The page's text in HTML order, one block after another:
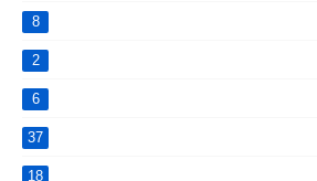
8
2
6
37
18